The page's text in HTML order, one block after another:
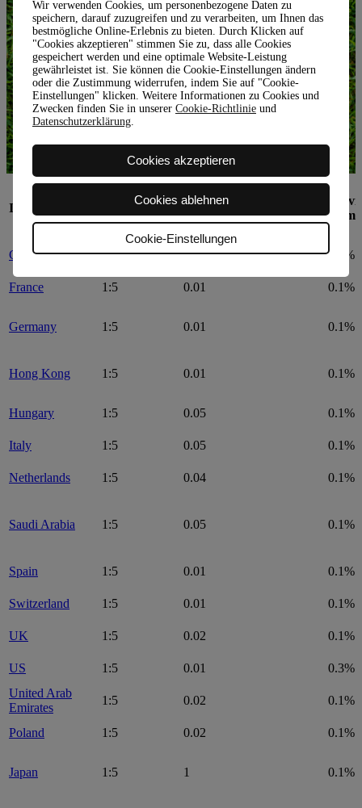
INSTRUMENT
Hebelwirkung
(bis zu)*
Typische Spanne (in
Instrumentenwährung)**
Czech Republic 1:5 0.05 0.1%
France 1:5 0.01 0.1%
Germany 1:5 0.01 0.1%
Hong Kong 1:5 0.01 0.1%
Hungary 1:5 0.05 0.1%
Italy 1:5 0.05 0.1%
Netherlands 1:5 0.04 0.1%
Saudi Arabia 1:5 0.05 0.1%
Spain 1:5 0.01 0.1%
Switzerland 1:5 0.01 0.1%
UK 1:5 0.02 0.1%
US 1:5 0.01
0.3%
United Arab
Emirates
1:5 0.02 0.1%
Poland 1:5 0.02 0.1%
Japan 1:5 1 0.1%
Wir verwenden Cookies, um personenbezogene Daten zu
speichern, darauf zuzugreifen und zu verarbeiten, um Ihnen das
bestmögliche Online-Erlebnis zu bieten. Durch Klicken auf
"Cookies akzeptieren" stimmen Sie zu, dass alle Cookies
gespeichert werden und eine optimale Website-Leistung
gewährleistet ist. Sie können die Cookie-Einstellungen ändern
oder die Zustimmung widerrufen, indem Sie auf "Cookie-
Einstellungen" klicken. Weitere Informationen zu Cookies und
Zwecken finden Sie in unserer Cookie-Richtlinie und
Datenschutzerklärung
Cookies akzeptieren
Cookies ablehnen
Cookie-Einstellungen